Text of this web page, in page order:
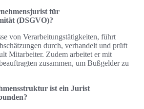
für
(DSGVO)?
von Verarbeitungstätigkeiten, führt
durch, verhandelt und prüft
Mitarbeiter. Zudem arbeitet er mit
zusammen, um Bußgelder zu
ist ein Jurist